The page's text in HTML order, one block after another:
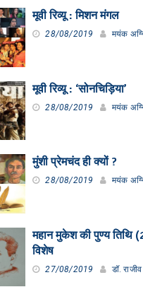
मूवी रिव्यू : मिशन मंगल
28/08/2019 मयंक
मूवी रिव्यू : ‘सोनचिड़िया’
28/08/2019 मयंक
मुंशी प्रेमचंद ही क्यों ?
28/08/2019 मयंक
महान मुकेश की पुण्य तिथि
विशेष
27/08/2019 डॉ.